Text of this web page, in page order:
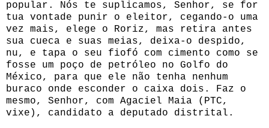
popular. Nós te suplicamos, Senhor, se for
tua vontade punir o eleitor, cegando-o uma
vez mais, elege o Roriz, mas retira antes
sua cueca e suas meias, deixa-o despido,
nu, e tapa o seu fiofó com cimento como se
fosse um poço de petróleo no Golfo do
México, para que ele não tenha nenhum
buraco onde esconder o caixa dois. Faz o
mesmo, Senhor, com Agaciel Maia (PTC,
vixe), candidato a deputado distrital.